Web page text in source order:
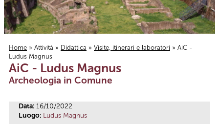
Tu sei qui
Home » Attività » Didattica » Visite, itinerari e laboratori » AiC -
Ludus Magnus
AiC - Ludus Magnus
Archeologia in Comune
Data: 16/10/2022
Luogo: Ludus Magnus